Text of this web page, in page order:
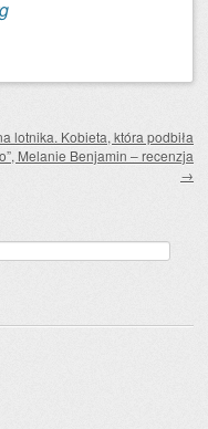
lotnika. Kobieta, która podbiła
Melanie Benjamin – recenzja
→